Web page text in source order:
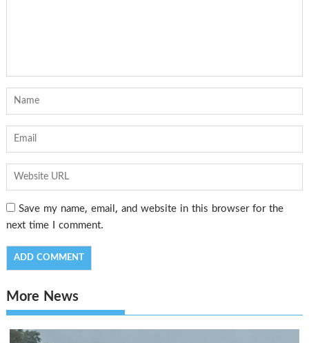
Save my name, email, and website in this browser for the
next time I comment.
More News